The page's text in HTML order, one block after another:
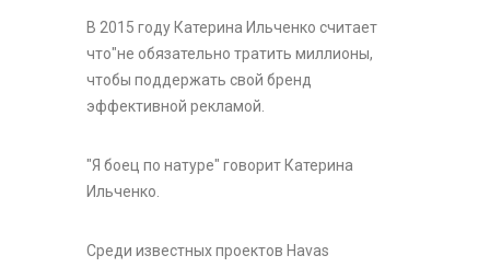
В 2015 году Катерина Ильченко считает
что"не обязательно тратить миллионы,
чтобы поддержать свой бренд
эффективной рекламой.
"Я боец по натуре" говорит Катерина
Ильченко.
Среди известных проектов Havas